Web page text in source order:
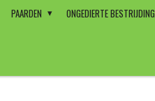
PAARDEN ONGEDIERTE BESTRIJDING